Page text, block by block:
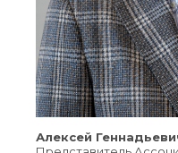
Алексей